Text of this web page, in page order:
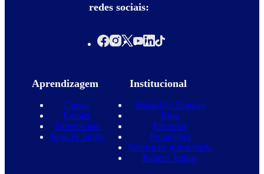
redes sociais:
Aprendizagem
Cursos
Escolas
Diferenciais
Teste de inglês
Institucional
Wizard by Pearson
Blog
Parcerias
Promoções
Política de privacidade
Projeto Águias